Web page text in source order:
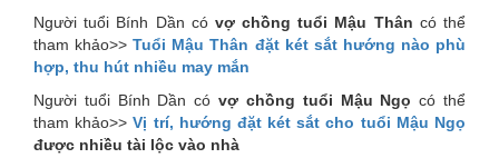
Người tuổi Bính Dần có vợ chồng tuổi Mậu Thân có thể
tham khảo>>Tuổi Mậu Thân đặt két sắt hướng nào phù
hợp, thu hút nhiều may mắn
Người tuổi Bính Dần cóvợ chồng tuổi Mậu Ngọ có thể
tham khảo>>Vị trí, hướng đặt két sắt cho tuổi Mậu Ngọ
được nhiều tài lộc vào nhà